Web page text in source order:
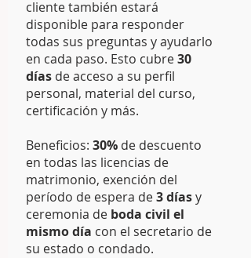
cliente también estará
disponible para responder
todas sus preguntas y ayudarlo
en cada paso. Esto cubre30
días de acceso a su perfil
personal, material del curso,
certificación y más.
Beneficios: 30% de descuento
en todas las licencias de
matrimonio, exención del
período de espera de3 díasy
ceremonia de boda civil el
mismo día con el secretario de
su estado o condado.